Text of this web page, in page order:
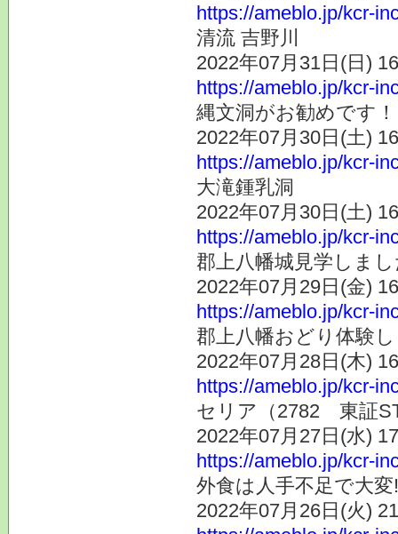
https://ameblo.jp/kcr-
清流 吉野川
2022年07月31日(日)
https://ameblo.jp/kcr-
縄文洞がお勧めです！
2022年07月30日(土)
https://ameblo.jp/kcr-
大滝鍾乳洞
2022年07月30日(土)
https://ameblo.jp/kcr-
郡上八幡城見学しま
2022年07月29日(金)
https://ameblo.jp/kcr-
郡上八幡おどり体験
2022年07月28日(木)
https://ameblo.jp/kcr-
セリア（2782 東証
2022年07月27日(水)
https://ameblo.jp/kcr-
外食は人手不足で大変!
2022年07月26日(火)